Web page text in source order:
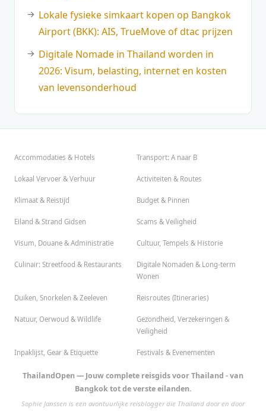
Lokale fysieke simkaart kopen op Bangkok
Airport (BKK): AIS, TrueMove of dtac prijzen
Digitale Nomade in Thailand worden in
2026: Visum, belasting, internet en kosten
van levensonderhoud
Accommodaties & Hotels Transport: A naar B
Lokaal Vervoer & Verhuur Activiteiten & Routes
Klimaat & Reistijd Budget & Pinnen
Eiland & Strand Gidsen Scams & Veiligheid
Visum, Douane & Administratie Cultuur, Tempels & Historie
Culinair: Streetfood & Restaurants
Digitale Nomaden & Long-term
Wonen
Duiken, Snorkelen & Zeeleven Reisroutes (Itineraries)
Natuur, Oerwoud & Wildlife
Gezondheid, Verzekeringen &
Veiligheid
Inpaklijst, Gear & Etiquette Festivals & Evenementen
ThailandOpen — Jouw complete reisgids voor Thailand - van
Bangkok tot de verste eilanden.
Sophie Janssen is een avontuurlijke reisblogger die Thailand door en door